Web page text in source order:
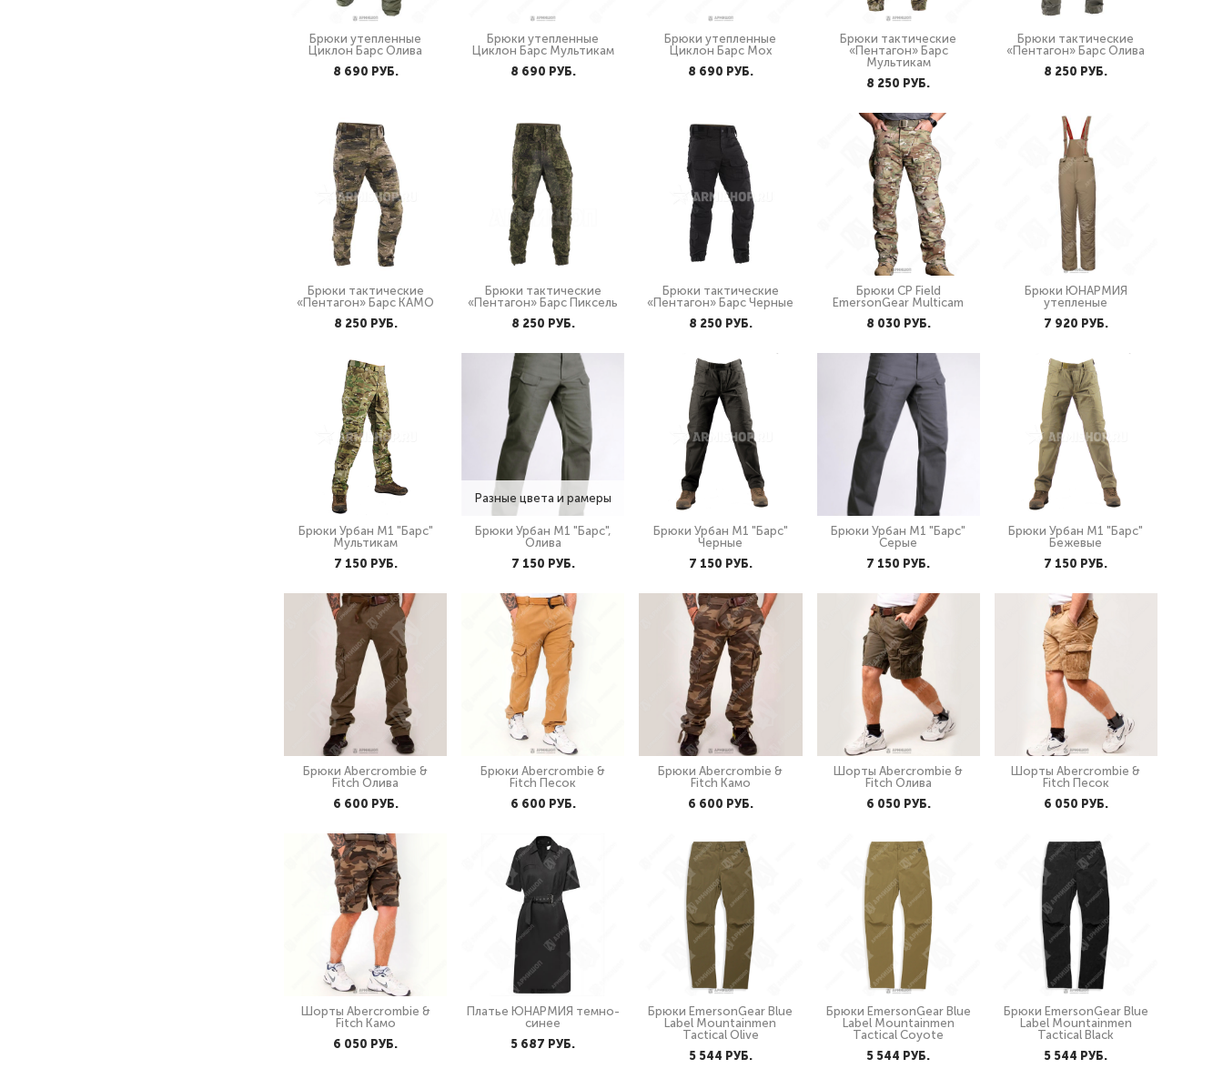
Брюки утепленные
Циклон Барс Олива
8 690 PУБ.
Брюки утепленные
Циклон Барс Мультикам
8 690 PУБ.
Брюки утепленные
Циклон Барс Мох
8 690 PУБ.
Брюки тактические
«Пентагон» Барс
Мультикам
8 250 PУБ.
Брюки тактические
«Пентагон» Барс Олива
8 250 PУБ.
Брюки тактические
«Пентагон» Барс КАМО
8 250 PУБ.
Брюки тактические
«Пентагон» Барс Пиксель
8 250 PУБ.
Брюки тактические
«Пентагон» Барс Черные
8 250 PУБ.
Брюки CP Field
EmersonGear Multicam
8 030 PУБ.
Брюки ЮНАРМИЯ
утепленые
7 920 PУБ.
Брюки Урбан М1 "Барс"
Мультикам
7 150 PУБ.
Разные цвета и рамеры
Брюки Урбан М1 "Барс",
Олива
7 150 PУБ.
Брюки Урбан М1 "Барс"
Черные
7 150 PУБ.
Брюки Урбан М1 "Барс"
Серые
7 150 PУБ.
Брюки Урбан М1 "Барс"
Бежевые
7 150 PУБ.
Брюки Abercrombie &
Fitch Олива
6 600 PУБ.
Брюки Abercrombie &
Fitch Песок
6 600 PУБ.
Брюки Abercrombie &
Fitch Камо
6 600 PУБ.
Шорты Abercrombie &
Fitch Олива
6 050 PУБ.
Шорты Abercrombie &
Fitch Песок
6 050 PУБ.
Шорты Abercrombie &
Fitch Камо
6 050 PУБ.
Платье ЮНАРМИЯ темно-
синее
5 687 PУБ.
Брюки EmersonGear Blue
Label Mountainmen
Tactical Olive
5 544 PУБ.
Брюки EmersonGear Blue
Label Mountainmen
Tactical Coyote
5 544 PУБ.
Брюки EmersonGear Blue
Label Mountainmen
Tactical Black
5 544 PУБ.